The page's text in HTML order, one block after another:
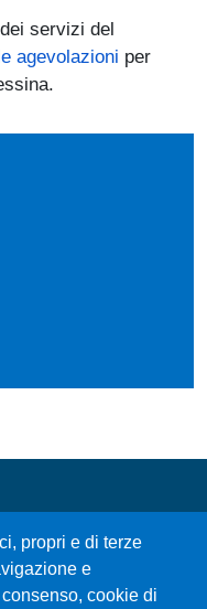
servizi del
agevolazioni per
propri e di terze
e
cookie di